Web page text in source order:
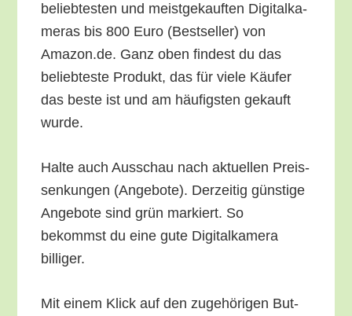
belieb­tes­ten und meist­ge­kauf­ten Digi­tal­ka­
me­ras bis 800 Euro (Best­sel­ler) von
Amazon.de. Ganz oben fin­dest du das
belieb­tes­te Pro­dukt, das für vie­le Käu­fer
das bes­te ist und am häu­figs­ten gekauft
wurde.
Hal­te auch Aus­schau nach aktu­el­len Preis­
sen­kun­gen (Ange­bo­te). Der­zei­tig güns­ti­ge
Ange­bo­te sind grün mar­kiert. So
bekommst du eine gute Digi­tal­ka­me­ra
billiger.
Mit einem Klick auf den zuge­hö­ri­gen But­